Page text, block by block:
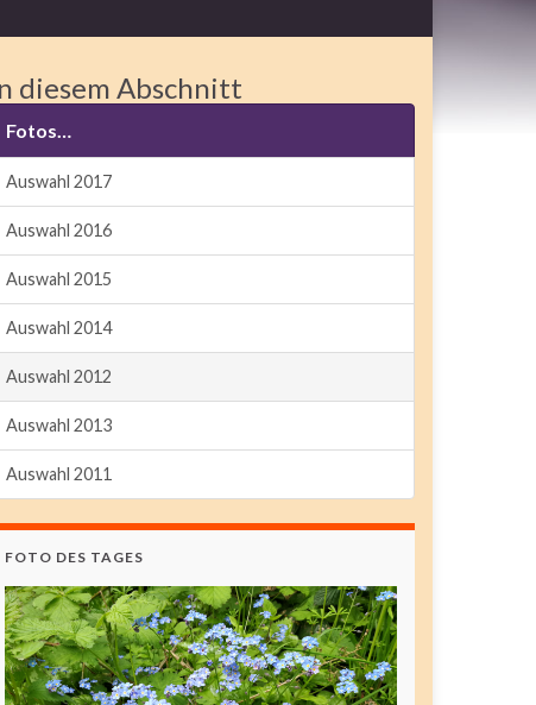
diesem Abschnitt
Fotos…
Auswahl 2017
Auswahl 2016
Auswahl 2015
Auswahl 2014
Auswahl 2012
Auswahl 2013
Auswahl 2011
FOTO DES TAGES